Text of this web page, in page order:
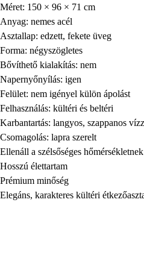
Méret: 150 × 96 × 71 cm
Anyag: nemes acél
Asztallap: edzett, fekete üveg
Forma: négyszögletes
Bővíthető kialakítás: nem
Napernyőnyílás: igen
Felület: nem igényel külön ápolást
Felhasználás: kültéri és beltéri
Karbantartás: langyos, szappanos
Csomagolás: lapra szerelt
Ellenáll a szélsőséges hőmérsékletnek
Hosszú élettartam
Prémium minőség
Elegáns, karakteres kültéri